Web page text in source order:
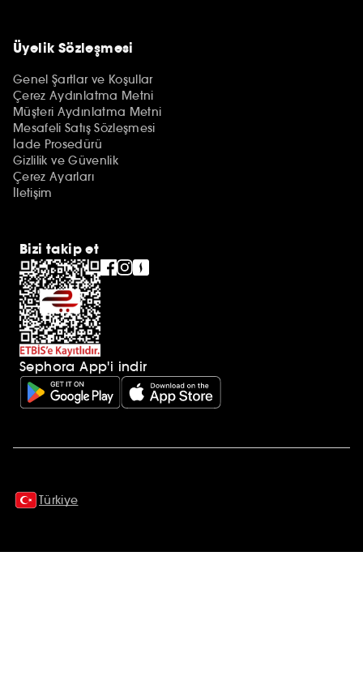
Üyelik Sözleşmesi
Genel Şartlar ve Koşullar
Çerez Aydınlatma Metni
Müşteri Aydınlatma Metni
Mesafeli Satış Sözleşmesi
İade Prosedürü
Gizlilik ve Güvenlik
Çerez Ayarları
İletişim
Bizi takip et
Sephora App'i indir
Türkiye